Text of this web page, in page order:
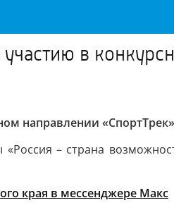
в
направлении
– страна
края в мессенджере Макс